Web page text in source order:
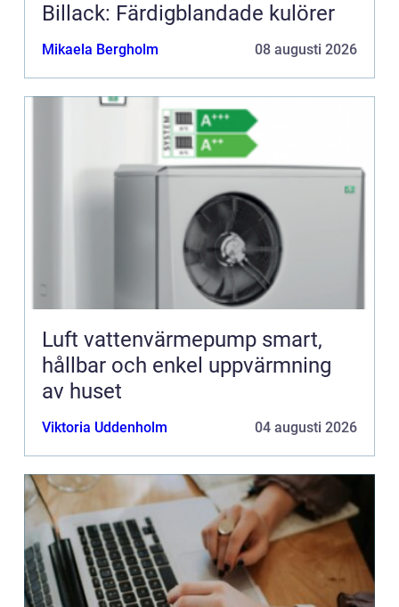
Billack: Färdigblandade kulörer
Mikaela Bergholm 08 augusti 2026
Luft vattenvärmepump smart,
hållbar och enkel uppvärmning
av huset
Viktoria Uddenholm 04 augusti 2026